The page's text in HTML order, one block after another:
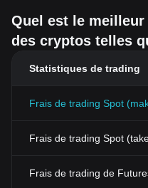
Quel est le
des cryptos telles
Statistiques de trading
Frais de trading Spot
Frais de trading Spot
Frais de trading de